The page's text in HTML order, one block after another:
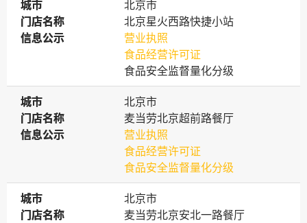
城市
城市
北京市
门店名称
门店名称
北京星火西路快捷小站
信息公示
信息公示
营业执照
食品经营许可证
食品安全监督量化分级
城市
城市
北京市
门店名称
门店名称
麦当劳北京超前路餐厅
信息公示
信息公示
营业执照
食品经营许可证
食品安全监督量化分级
城市
城市
北京市
门店名称
门店名称
麦当劳北京安北一路餐厅